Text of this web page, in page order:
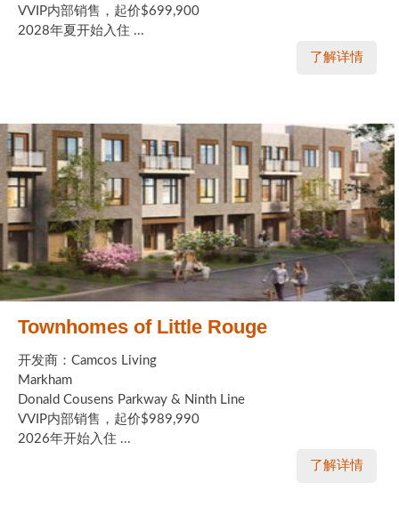
VVIP内部销售，起价$699,900
2028年夏开始入住 ...
了解详情
Townhomes of Little Rouge
开发商：Camcos Living
Markham
Donald Cousens Parkway & Ninth Line
VVIP内部销售，起价$989,990
2026年开始入住 ...
了解详情